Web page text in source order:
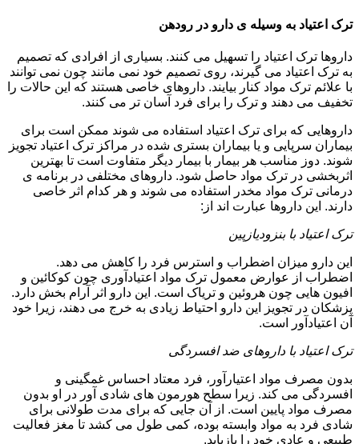
ترک اعتیاد به وسیله ی دارو در رودهن
داروها ترک اعتیاد را تسهیل می کنند. بسیاری از افرادی که تصمیم
به ترک اعتیاد می گیرند، روی تصمیم خود نمی مانند چون نمی توانند
با علائم ترک مواد کنار بیایند. داروهای خاصی هستند که این حالات را
تخفیف می دهند و ترک را برای فرد آسان تر می کنند.
داروهایی که برای ترک اعتیاد استفاده می شوند ممکن است برای
بیماران سرپایی و یا بیماران بستری شده در مراکز ترک اعتیاد تجویز
شوند. دوز مناسب هر بیمار با بیمار دیگر متفاوت است تا بهترین
اثربخشی در ترک مواد حاصل شود. داروهای مختلفی در برنامه ی
درمانی ترک مواد مخدر استفاده می شوند و هر کدام اثر خاصی
دارند. این داروها عبارت اند از:
ترک اعتیاد با بنزودیازپین
این دارو میزان اضطراب و استرس فرد را کاهش می دهد.
اضطراب از عوارض معمول ترک مواد اعتیادآوری چون کوکائین و
افیون هایی چون هروئین و تریاک است. این دارو اثر آرام بخش دارد.
پزشکان در تجویز این دارو احتیاط زیادی به خرج می دهند، زیرا خود
آن اعتیادآور است.
ترک اعتیاد با داروهای ضد افسردگی
بدون مصرف مواد اعتیارآور، فرد معتاد احساس غمگینی و
افسردگی می کند. زیرا سطح هورمون های شادی آور در او بدون
مصرف مواد پایین است. از آن جایی که برای مدت طولانی برای
شادی فرد به مواد وابسته بوده، کمی طول می کشد تا مغز فعالیت
طبیعی و عادی خود را بازیابد.